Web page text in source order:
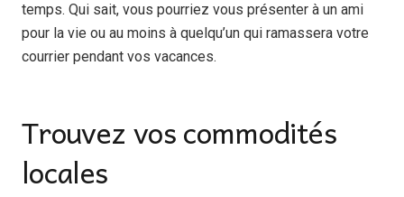
temps. Qui sait, vous pourriez vous présenter à un ami
pour la vie ou au moins à quelqu’un qui ramassera votre
courrier pendant vos vacances.
Trouvez vos commodités
locales